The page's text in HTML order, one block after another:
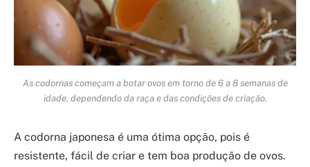
As codornas começam a botar ovos em torno de 6 a 8 semanas de
idade, dependendo da raça e das condições de criação.
A codorna japonesa é uma ótima opção, pois é
resistente, fácil de criar e tem boa produção de ovos.